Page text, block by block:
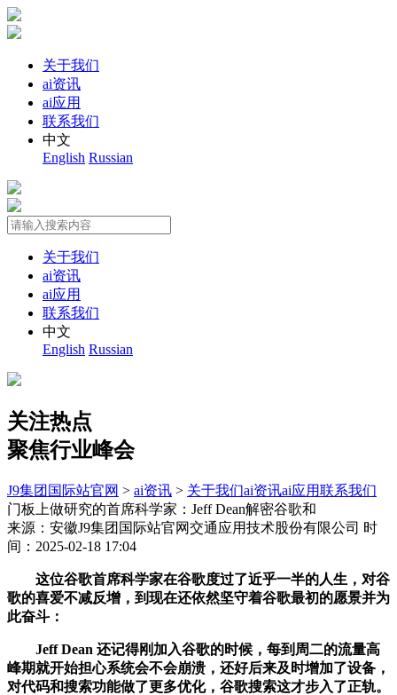
关于我们
ai资讯
ai应用
联系我们
中文
English Russian
关于我们
ai资讯
ai应用
联系我们
中文
English Russian
关注热点
聚焦行业峰会
J9集团国际站官网 > ai资讯 > 关于我们ai资讯ai应用联系我们
门板上做研究的首席科学家：Jeff Dean解密谷歌和
来源：安徽J9集团国际站官网交通应用技术股份有限公司 时
间：2025-02-18 17:04
这位谷歌首席科学家在谷歌度过了近乎一半的人生，对谷
歌的喜爱不减反增，到现在还依然坚守着谷歌最初的愿景并为
此奋斗：
Jeff Dean 还记得刚加入谷歌的时候，每到周二的流量高
峰期就开始担心系统会不会崩溃，还好后来及时增加了设备，
对代码和搜索功能做了更多优化，谷歌搜索这才步入了正轨。